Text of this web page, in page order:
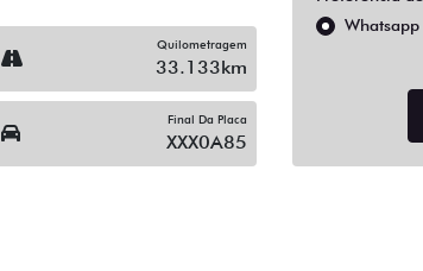
Quilometragem
33.133km
Final Da Placa
XXX0A85
Whatsapp